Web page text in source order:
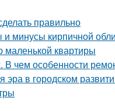
правильно
минусы кирпичной
квартиры
чем особенности
эра в городском